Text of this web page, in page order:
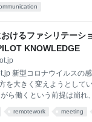
せん。しかしながら、なん
が適切なも
ので、これらが明確になっ
のブログでも、コパイロ
ンダシート」についてお話
、今回は、「アジェンダは
ェンダに対する考え方と
に配布すること」の重要性
つまり、会議の主催者（
）が会議に必要となる一
けるファシリテーシ
KNOWLEDGE
新型コロナウイルスの
を大きく変えようとして
ら働くという前提は崩れ
いくというスタイルが新
。 この前提の変化は、短
remotework meeting